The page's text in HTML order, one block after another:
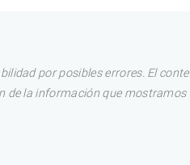
por posibles errores. El
la información que